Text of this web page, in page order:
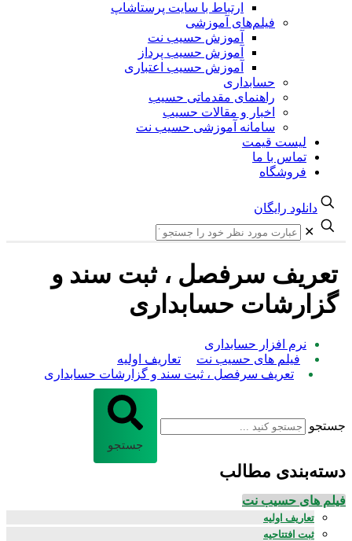
ارتباط با سایت پرستاشاپ
فیلم‌های آموزشی
آموزش حسیب نت
آموزش حسیب پرداز
آموزش حسیب اعتباری
حسابداری
راهنمای مقدماتی حسیب
اخبار و مقالات حسیب
سامانه آموزشی حسیب نت
لیست قیمت
تماس با ما
فروشگاه
دانلود رایگان
✕
تعریف سرفصل ، ثبت سند و
گزارشات حسابداری
نرم افزار حسابداری
فیلم های حسیب نت
تعاریف اولیه
تعریف سرفصل ، ثبت سند و گزارشات حسابداری
جستجو
جستجو
دسته‌بندی مطالب
فیلم های حسیب نت
تعاریف اولیه
ثبت افتتاحیه